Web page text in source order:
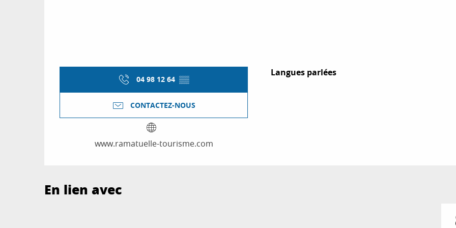
04 98 12 64 ▒▒
CONTACTEZ-NOUS
www.ramatuelle-tourisme.com
Langues parlées
Langues parlées
En lien avec